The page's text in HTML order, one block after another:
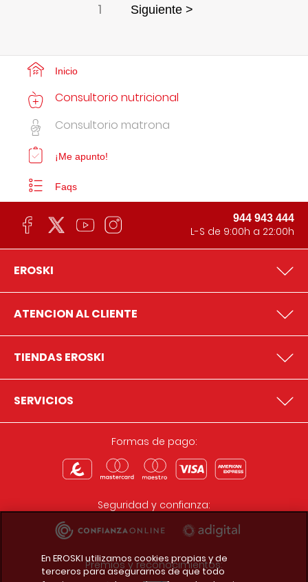
1 Siguiente >
Inicio
Consultorio nutricional
Consultorio matrona
¡Me apunto!
Faqs
944 943 444
L-S de 9:00h a 22:00h
EROSKI
ATENCION AL CLIENTE
TIENDAS EROSKI
SERVICIOS
Formas de pago:
Seguridad y confianza:
Premios y reconocimientos:
En EROSKI utilizamos cookies propias y de
terceros para asegurarnos de que todo